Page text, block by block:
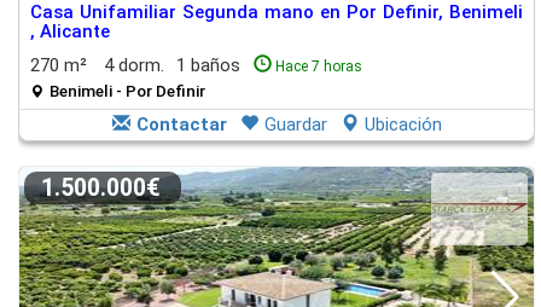
Casa Unifamiliar Segunda mano en Por Definir, Benimeli
, Alicante
270 m²
4 dorm. 1 baños Hace 7 horas
Benimeli - Por Definir
Contactar Guardar Ubicación
1.500.000€